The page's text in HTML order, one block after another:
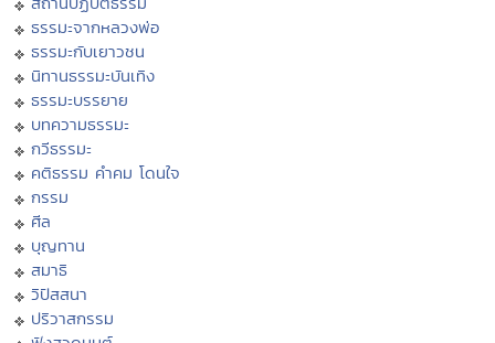
ธรรมะจากหลวงพ่อ
ธรรมะกับเยาวชน
นิทานธรรมะบันเทิง
ธรรมะบรรยาย
บทความธรรมะ
กวีธรรมะ
คติธรรม คำคม โดนใจ
กรรม
ศีล
บุญทาน
สมาธิ
วิปัสสนา
ปริวาสกรรม